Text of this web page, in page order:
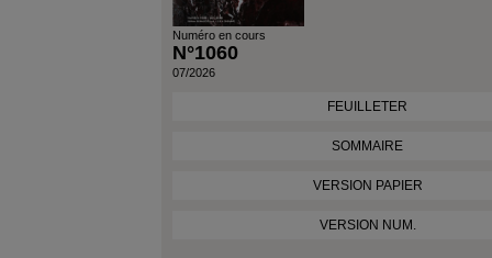
Numéro en cours
N°1060
07/2026
FEUILLETER
SOMMAIRE
VERSION PAPIER
VERSION NUM.